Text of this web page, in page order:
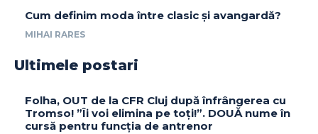
Cum definim moda între clasic și avangardă?
MIHAI RARES
Ultimele postari
Folha, OUT de la CFR Cluj după înfrângerea cu
Tromso! ”Îi voi elimina pe toți!”. DOUĂ nume în
cursă pentru funcția de antrenor